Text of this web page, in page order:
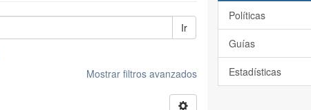
Ir
Mostrar filtros avanzados
Políticas
Guías
Estadísticas